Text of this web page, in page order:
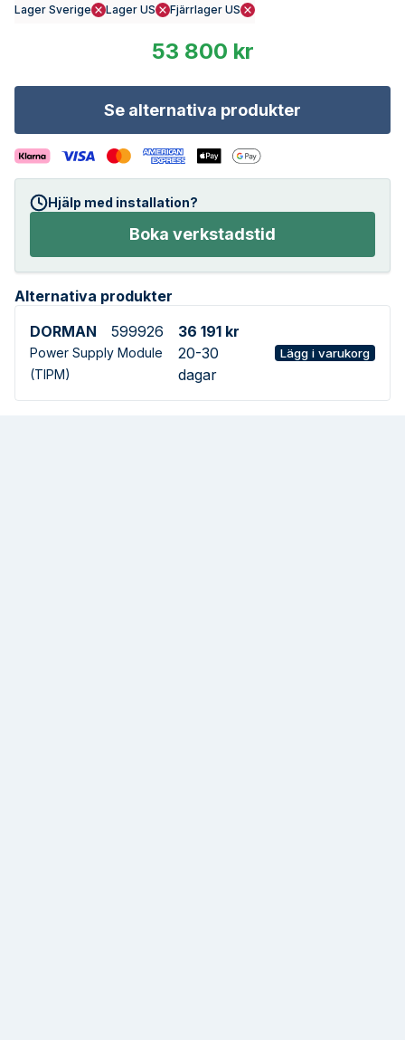
Lager Sverige Lager US Fjärrlager US
53 800 kr
Se alternativa produkter
Hjälp med installation?
Boka verkstadstid
Alternativa produkter
DORMAN
599926
Power Supply Module
(TIPM)
36 191 kr
20-30
dagar
Lägg i varukorg